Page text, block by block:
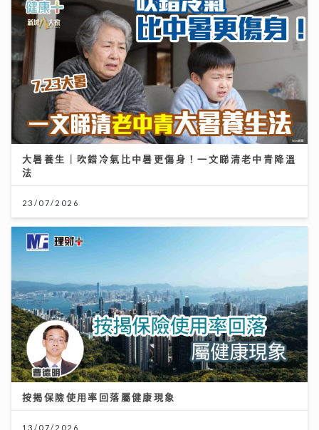
大暑養生｜吹錯冷氣比中暑更傷身！一文睇清老中青降溫
法
23/07/2026
按揭保險使用率回落屬健康現象
13/07/2026